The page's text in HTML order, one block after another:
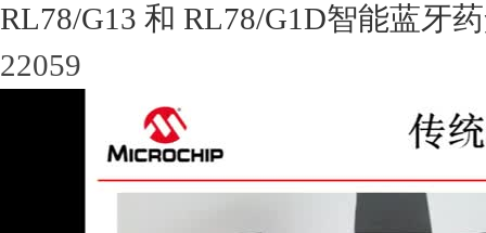
RL78/G13 和 RL78/G1D智能蓝牙
22059